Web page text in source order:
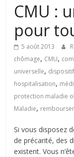
famille
CMU :
pour
5 août 2013
chômage, CMU,
universelle,
hospitalisation,
protection maladie
Maladie,
Si vous disposez
de précarité, des
existent. Vous